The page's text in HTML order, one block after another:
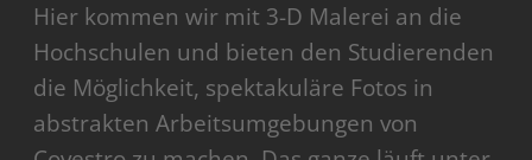
Hier kommen wir mit 3-D Malerei an die
Hochschulen und bieten den Studierenden
die Möglichkeit, spektakuläre Fotos in
abstrakten Arbeitsumgebungen von